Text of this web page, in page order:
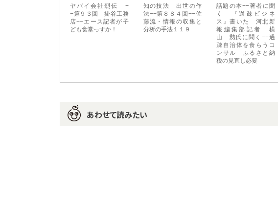
ヤバイ会社烈伝 −
−第９３回 掛谷工務
店−−エース記者が子
ども食堂っすか！
知の技法 出世の作
法−−第８８４回−−佐
藤流・情報の収集と
分析の手法１１９
話題の本−−著者に聞
く 『過疎ビジネ
ス』書いた 河北新
報編集部記者 横
山 勲氏に聞く−−過
疎自治体を食らうコ
ンサル ふるさと納
税の見直し必要
あわせて読みたい